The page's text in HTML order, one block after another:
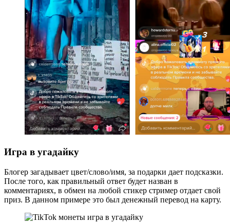
Игра в угадайку
Блогер загадывает цвет/слово/имя, за подарки дает подсказки.
После того, как правильный ответ будет назван в
комментариях, в обмен на любой стикер стример отдает свой
приз. В данном примере это был денежный перевод на карту.